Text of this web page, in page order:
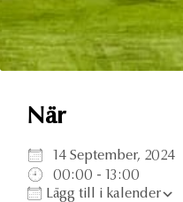
När
14 September, 2024
00:00 - 13:00
Lägg till i kalender
Ladda ner ICS